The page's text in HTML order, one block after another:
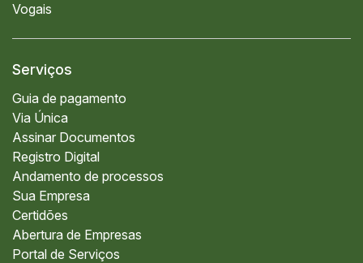
Vogais
Serviços
Guia de pagamento
Via Única
Assinar Documentos
Registro Digital
Andamento de processos
Sua Empresa
Certidões
Abertura de Empresas
Portal de Serviços